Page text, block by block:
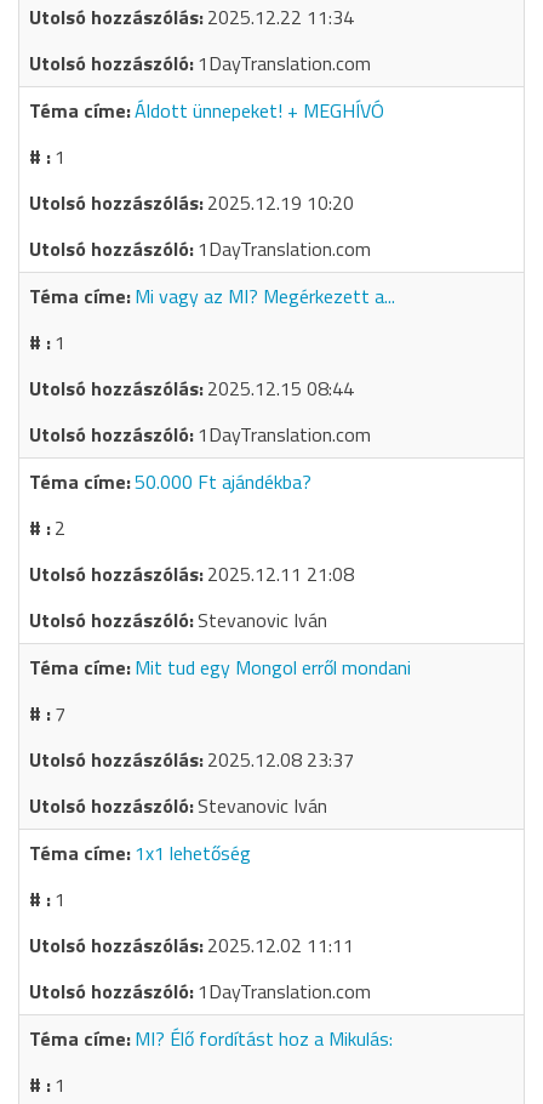
2025.12.22 11:34
1DayTranslation.com
Áldott ünnepeket! + MEGHÍVÓ
1
2025.12.19 10:20
1DayTranslation.com
Mi vagy az MI? Megérkezett a...
1
2025.12.15 08:44
1DayTranslation.com
50.000 Ft ajándékba?
2
2025.12.11 21:08
Stevanovic Iván
Mit tud egy Mongol erről mondani
7
2025.12.08 23:37
Stevanovic Iván
1x1 lehetőség
1
2025.12.02 11:11
1DayTranslation.com
MI? Élő fordítást hoz a Mikulás:
1